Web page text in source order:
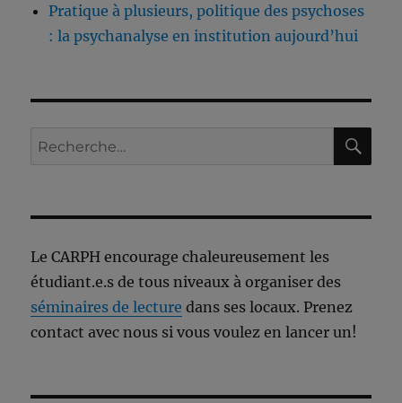
Pratique à plusieurs, politique des psychoses
: la psychanalyse en institution aujourd’hui
Recherche
Le CARPH encourage chaleureusement les
étudiant.e.s de tous niveaux à organiser des
séminaires de lecture dans ses locaux. Prenez
contact avec nous si vous voulez en lancer un!